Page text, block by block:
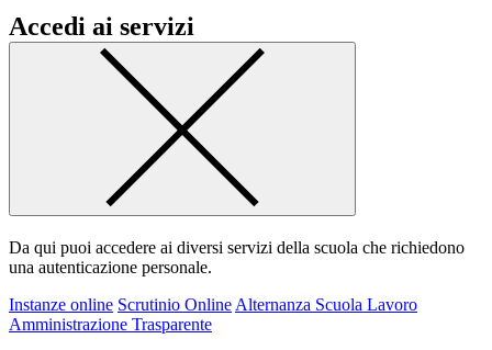
Accedi ai servizi
Da qui puoi accedere ai diversi servizi della scuola che richiedono
una autenticazione personale.
Instanze online Scrutinio Online Alternanza Scuola Lavoro
Amministrazione Trasparente